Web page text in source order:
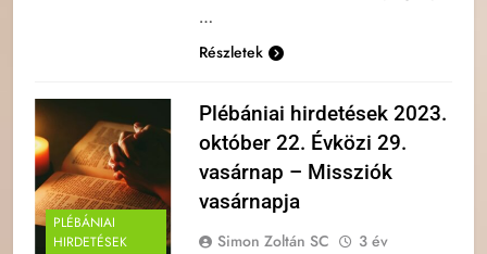
…
Részletek
PLÉBÁNIAI
HIRDETÉSEK
Plébániai hirdetések 2023.
október 22. Évközi 29.
vasárnap – Missziók
vasárnapja
Simon Zoltán SC
3 év